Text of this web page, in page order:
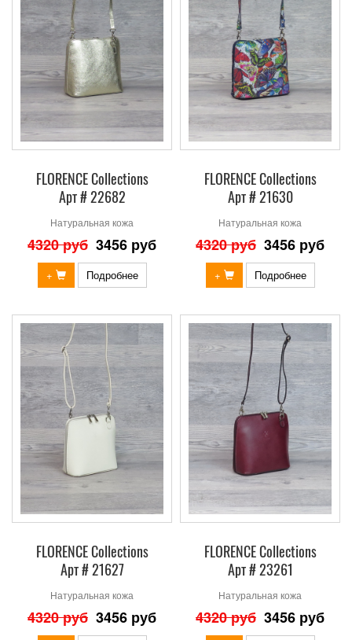
FLORENCE Collections
Арт # 22682
Натуральная кожа
4320 руб 3456 руб
+ Подробнее
FLORENCE Collections
Арт # 21630
Натуральная кожа
4320 руб 3456 руб
+ Подробнее
FLORENCE Collections
Арт # 21627
Натуральная кожа
4320 руб 3456 руб
FLORENCE Collections
Арт # 23261
Натуральная кожа
4320 руб 3456 руб